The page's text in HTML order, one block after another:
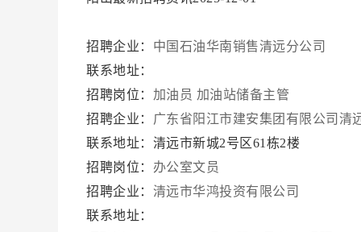
招聘企业： 中国石油华南销售清远分公司
联系地址：
招聘岗位： 加油员 加油站储备主管
招聘企业： 广东省阳江市建安集团有限公司清
联系地址：清远市新城2号区61栋2楼
招聘岗位： 办公室文员
招聘企业： 清远市华鸿投资有限公司
联系地址：